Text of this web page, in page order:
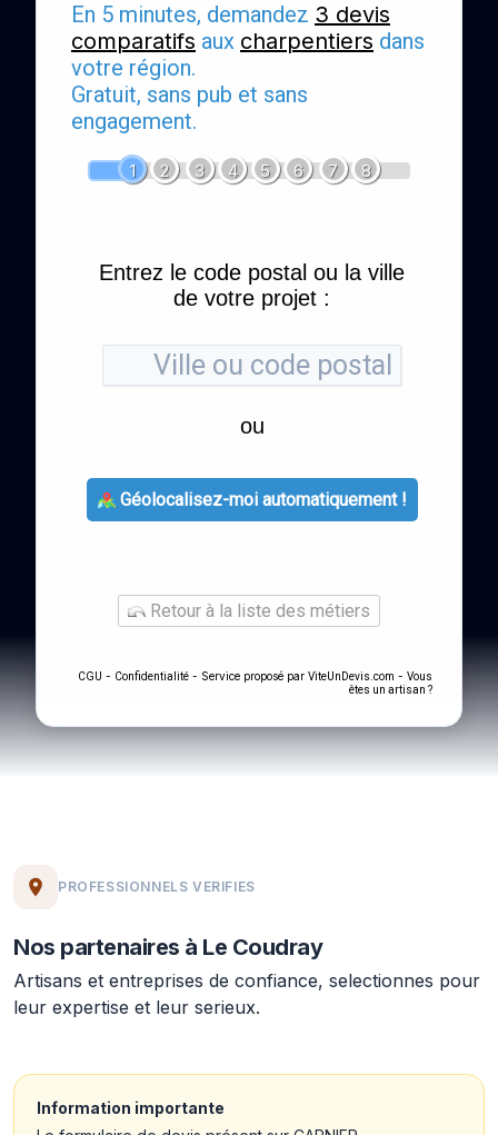
En 5 minutes, demandez 3 devis
comparatifs aux charpentiers dans
votre région.
Gratuit, sans pub et sans
engagement.
1 2 3 4 5 6 7 8
Entrez le code postal ou la ville
de votre projet :
ou
Géolocalisez-moi automatiquement !
Retour à la liste des métiers
CGU - Confidentialité - Service proposé par ViteUnDevis.com - Vous
êtes un artisan ?
PROFESSIONNELS VERIFIES
Nos partenaires à Le Coudray
Artisans et entreprises de confiance, selectionnes pour
leur expertise et leur serieux.
Information importante